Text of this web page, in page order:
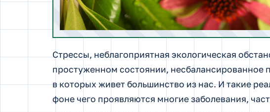
Стрессы, неблагоприятная экологическая
простуженном состоянии, несбалансированное
в которых живет большинство из нас.И такие
фоне чего проявляются многие заболевания,